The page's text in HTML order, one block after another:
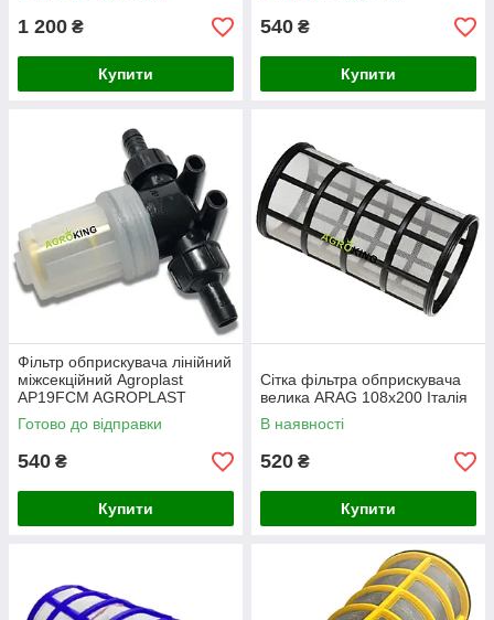
1 200 ₴
Купити
540 ₴
Купити
Фільтр обприскувача лінійний
міжсекційний Agroplast
AP19FCM AGROPLAST
Готово до відправки
540 ₴
Купити
Сітка фільтра обприскувача
велика ARAG 108x200 Італія
В наявності
520 ₴
Купити